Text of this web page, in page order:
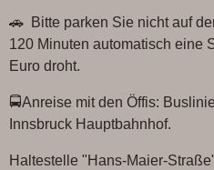
b
o
k
s
A
p
p
🚗 Bitte parken Sie nicht auf
120 Minuten automatisch eine
Euro droht.
🚍Anreise mit den Öffis:
Innsbruck Hauptbahnhof.
Haltestelle "Hans-Maier-